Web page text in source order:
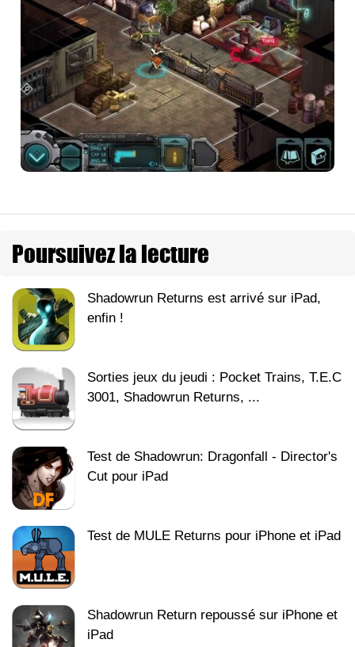
Poursuivez la lecture
Shadowrun Returns est arrivé sur iPad,
enfin !
Sorties jeux du jeudi : Pocket Trains, T.E.C
3001, Shadowrun Returns, ...
Test de Shadowrun: Dragonfall - Director's
Cut pour iPad
Test de MULE Returns pour iPhone et iPad
Shadowrun Return repoussé sur iPhone et
iPad